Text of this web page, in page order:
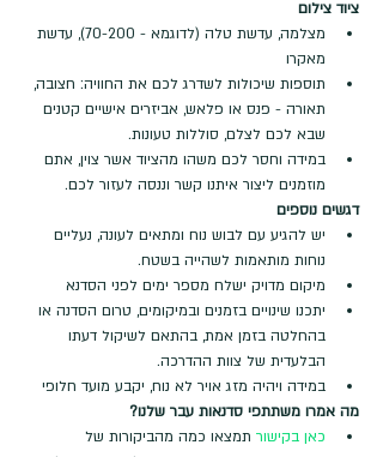
ציוד צילום
מצלמה, עדשת טלה (לדוגמא - 70-200), עדשת
מאקרו
תוספות שיכולות לשדרג לכם את החוויה: חצובה,
תאורה - פנס או פלאש, אביזרים אישיים קטנים
שבא לכם לצלם, סוללות טעונות.
במידה וחסר לכם משהו מהציוד אשר צוין, אתם
מוזמנים ליצור איתנו קשר וננסה לעזור לכם.
דגשים נוספים
יש להגיע עם לבוש נוח ומתאים לעונה, נעליים
נוחות מותאמות לשהייה בשטח.
מיקום מדויק ישלח מספר ימים לפני הסדנא
יתכנו שינויים בזמנים ובמיקומים, טרום הסדנה או
בהחלטה בזמן אמת, בהתאם לשיקול דעתו
הבלעדית של צוות ההדרכה.
במידה ויהיה מזג אויר לא נוח, יקבע מועד חלופי
מה אמרו משתתפי סדנאות עבר שלנו?
כאן בקישור תמצאו כמה מהביקורות של